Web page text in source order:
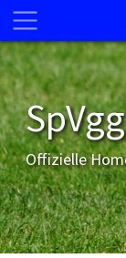
Offizielle